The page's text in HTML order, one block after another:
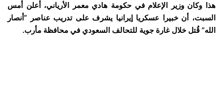
هذا وكان وزير الإعلام في حكومة هادي معمر الأرياني، أعلن أمس
السبت، أن خبيرا عسكريا إيرانيا يشرف على تدريب عناصر “أنصار
الله” قُتل خلال غارة جوية للتحالف السعودي في محافظة مأرب.